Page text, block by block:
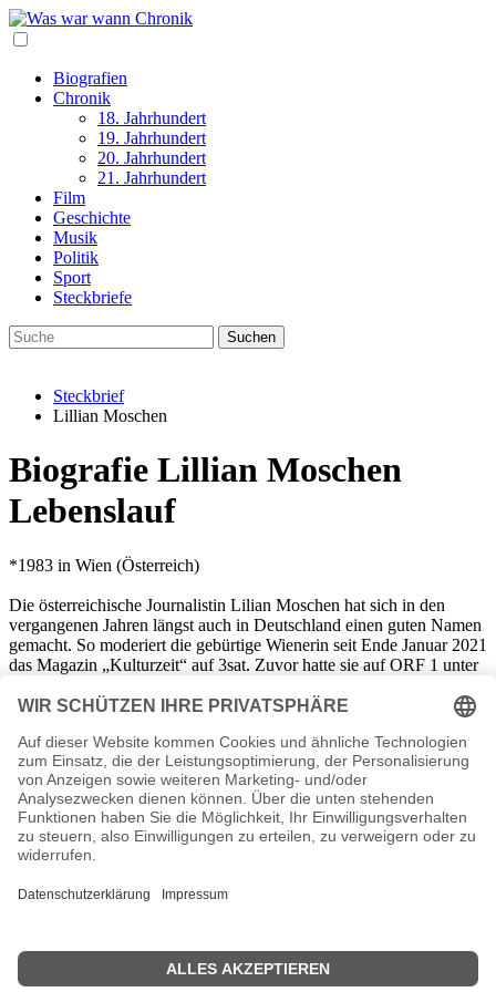
Biografien
Chronik
18. Jahrhundert
19. Jahrhundert
20. Jahrhundert
21. Jahrhundert
Film
Geschichte
Musik
Politik
Sport
Steckbriefe
Steckbrief
Lillian Moschen
Biografie Lillian Moschen
Lebenslauf
*1983 in Wien (Österreich)
Die österreichische Journalistin Lilian Moschen hat sich in den
vergangenen Jahren längst auch in Deutschland einen guten Namen
gemacht. So moderiert die gebürtige Wienerin seit Ende Januar 2021
das Magazin „Kulturzeit“ auf 3sat. Zuvor hatte sie auf ORF 1 unter
Österreich“ präsentiert. Ihre journalistischen Grundlagen sammelte
Medienwissenschaften an der Universität Wien. Später absolvierte
sie in der österreichischen Hauptstadt noch ein Masterstudium
Journalismus und Medienmanagement an der Fachhochschule für
Management und Kommunikation sowie in den USA. Bereits
während ihres Studiums absolvierte sie außerdem Praktika in
verschiedenen Fernseh- und Zeitungsredaktionen. Wie sehr sie in
ihrer österreichischen Heimat und auch darüber hinaus geschätzt
vielbeachtete ORF-Oscar-Nacht moderieren durfte.
Lillian Moschen Wiki, Herkunft, Geburtstag, verheiratet, Kinder etc.
n.n.v. - Die offizielle Lillian Moschen Homepage / X / Instagram /